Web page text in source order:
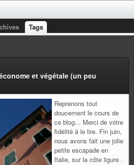
Tags
et végétale (un peu
Reprenons tout
doucement le cours de
ce blog... Merci de votre
fidélité à le lire. Fin juin,
nous avons fait une jolie
petite escapade en
Italie, sur la côte ligure .